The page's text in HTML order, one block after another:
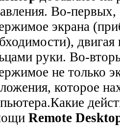
Во-первых,
экрана
руки. Во-
не только
которое
Какие
Remote